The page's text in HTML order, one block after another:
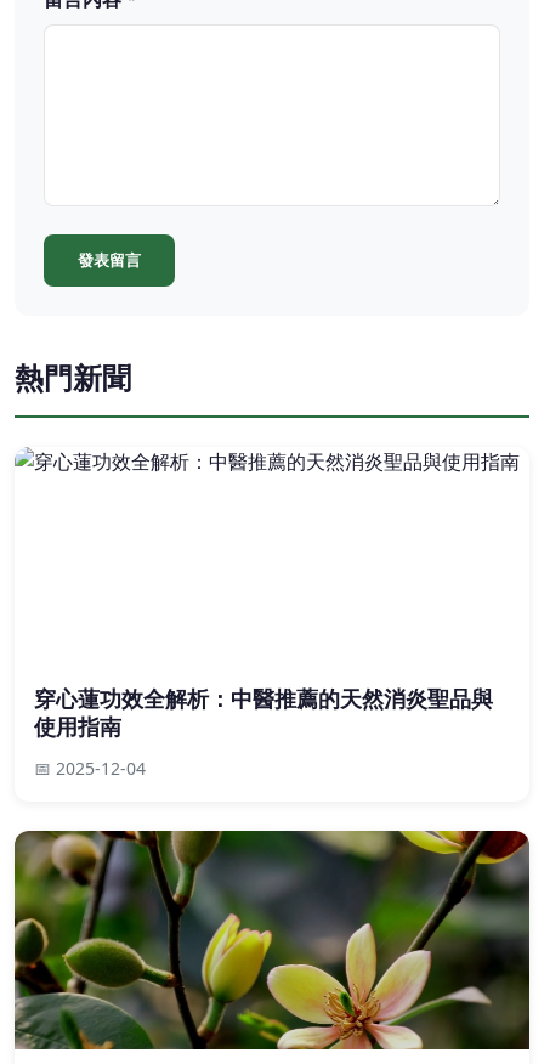
發表留言
熱門新聞
穿心蓮功效全解析：中醫推薦的天然消炎聖品與
使用指南
📅 2025-12-04